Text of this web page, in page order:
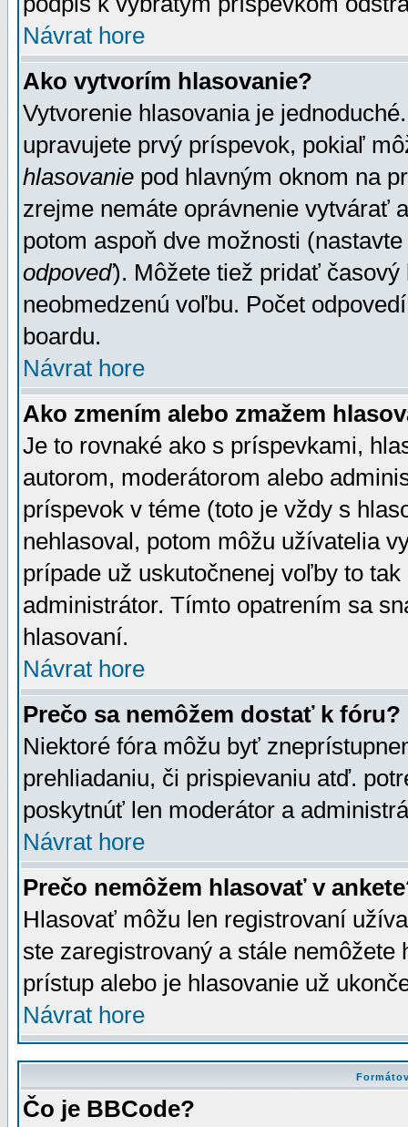
Návrat hore
Ako vytvorím hlasovanie?
Vytvorenie hlasovania je
upravujete prvý príspevok, pokiaľ
hlasovanie pod hlavným oknom na
zrejme nemáte oprávnenie vytvárať
potom aspoň dve možnosti
odpoveď). Môžete tiež pridať
neobmedzenú voľbu. Počet
boardu.
Návrat hore
Ako zmením alebo zmažem
Je to rovnaké ako s príspevkami,
autorom, moderátorom alebo
príspevok v téme (toto je vždy s
nehlasoval, potom môžu užívatelia
prípade už uskutočnenej voľby to
administrátor. Tímto opatrením sa
hlasovaní.
Návrat hore
Prečo sa nemôžem dostať k fóru?
Niektoré fóra môžu byť
prehliadaniu, či prispievaniu atď.
poskytnúť len moderátor a
Návrat hore
Prečo nemôžem hlasovať v
Hlasovať môžu len registrovaní
ste zaregistrovaný a stále
prístup alebo je hlasovanie už
Návrat hore
Čo je BBCode?